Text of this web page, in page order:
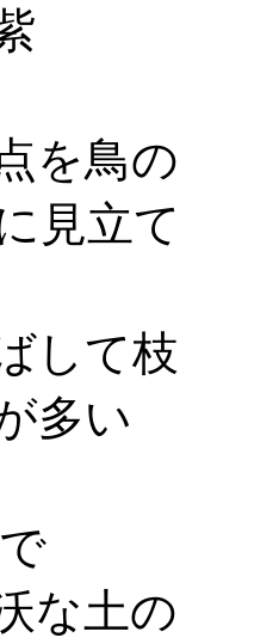
を鳥の
見立て
して枝
多い
な土の